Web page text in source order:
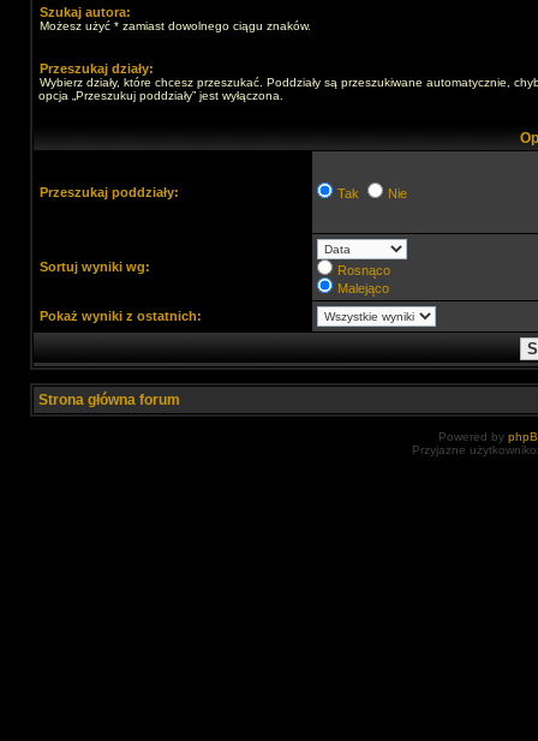
Szukaj autora:
Możesz użyć * zamiast dowolnego ciągu znaków.
Przeszukaj działy:
Wybierz działy, które chcesz przeszukać. Poddziały są przeszukiwane automatycznie,
opcja „Przeszukuj poddziały” jest wyłączona.
Przeszukaj poddziały: Tak Nie
Sortuj wyniki wg:
Rosnąco
Malejąco
Pokaż wyniki z ostatnich:
Strona główna forum
Powered by
Przyjazne